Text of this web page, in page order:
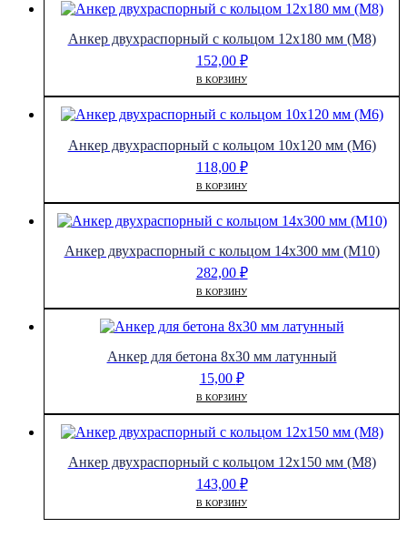
Анкер двухраспорный с кольцом 12х180 мм (М8)
152,00 ₽
В КОРЗИНУ
Анкер двухраспорный с кольцом 10х120 мм (М6)
118,00 ₽
В КОРЗИНУ
Анкер двухраспорный с кольцом 14х300 мм (М10)
282,00 ₽
В КОРЗИНУ
Анкер для бетона 8х30 мм латунный
15,00 ₽
В КОРЗИНУ
Анкер двухраспорный с кольцом 12х150 мм (М8)
143,00 ₽
В КОРЗИНУ